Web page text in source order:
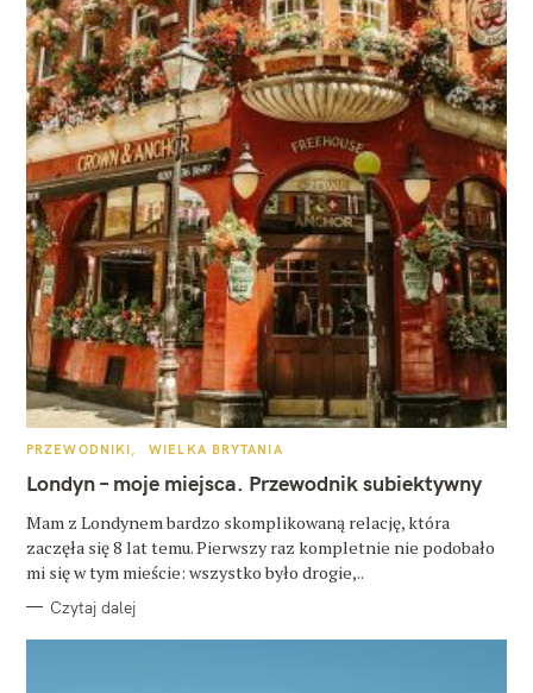
K
T
E
O
R
I
PRZEWODNIKI WIELKA BRYTANIA
Londyn – moje miejsca. Przewodnik subiektywny
Mam z Londynem bardzo skomplikowaną relację, która
zaczęła się 8 lat temu. Pierwszy raz kompletnie nie podobało
mi się w tym mieście: wszystko było drogie,..
Czytaj dalej